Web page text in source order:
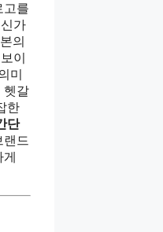
고를
가
의
이
미
헷갈
한
단
랜드